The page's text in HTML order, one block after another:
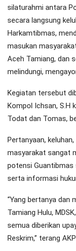
silaturahmi antara
secara langsung
Harkamtibmas,
masukan
Aceh Tamiang, dan
melindungi,
Kegiatan tersebut
Kompol Ichsan, S.H
Todat dan Tomas,
Pertanyaan,
masyarakat sangat
potensi Guantibmas
serta informasi
“Yang bertanya dan
Tamiang Hulu,
semua diberikan
Reskrim,” terang